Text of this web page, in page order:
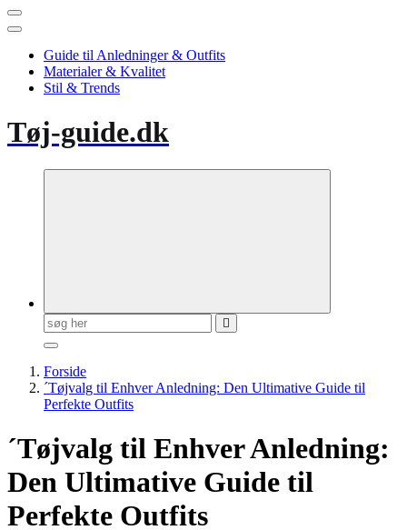
Guide til Anledninger & Outfits
Materialer & Kvalitet
Stil & Trends
Tøj-guide.dk
Søg
efter:
Forside
´Tøjvalg til Enhver Anledning: Den Ultimative Guide til
Perfekte Outfits
´Tøjvalg til Enhver Anledning:
Den Ultimative Guide til
Perfekte Outfits